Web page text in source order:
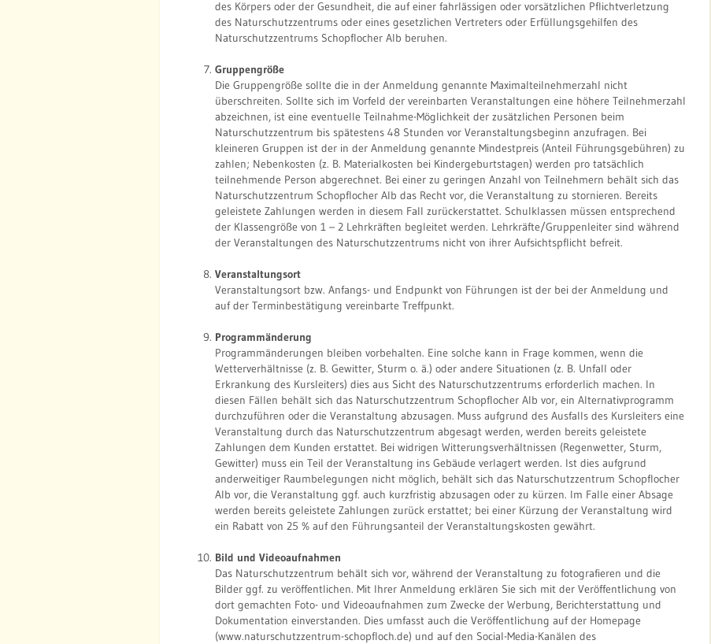
des Körpers oder der Gesundheit, die auf einer fahrlässigen oder vorsätzlichen Pflichtverletzung
des Naturschutzzentrums oder eines gesetzlichen Vertreters oder Erfüllungsgehilfen des
Naturschutzzentrums Schopflocher Alb beruhen.
Gruppengröße
Die Gruppengröße sollte die in der Anmeldung genannte Maximalteilnehmerzahl nicht
überschreiten. Sollte sich im Vorfeld der vereinbarten Veranstaltungen eine höhere Teilnehmerzahl
abzeichnen, ist eine eventuelle Teilnahme-Möglichkeit der zusätzlichen Personen beim
Naturschutzzentrum bis spätestens 48 Stunden vor Veranstaltungsbeginn anzufragen. Bei
kleineren Gruppen ist der in der Anmeldung genannte Mindestpreis (Anteil Führungsgebühren) zu
zahlen; Nebenkosten (z. B. Materialkosten bei Kindergeburtstagen) werden pro tatsächlich
teilnehmende Person abgerechnet. Bei einer zu geringen Anzahl von Teilnehmern behält sich das
Naturschutzzentrum Schopflocher Alb das Recht vor, die Veranstaltung zu stornieren. Bereits
geleistete Zahlungen werden in diesem Fall zurückerstattet. Schulklassen müssen entsprechend
der Klassengröße von 1 – 2 Lehrkräften begleitet werden. Lehrkräfte/Gruppenleiter sind während
der Veranstaltungen des Naturschutzzentrums nicht von ihrer Aufsichtspflicht befreit.
Veranstaltungsort
Veranstaltungsort bzw. Anfangs- und Endpunkt von Führungen ist der bei der Anmeldung und
auf der Terminbestätigung vereinbarte Treffpunkt.
Programmänderung
Programmänderungen bleiben vorbehalten. Eine solche kann in Frage kommen, wenn die
Wetterverhältnisse (z. B. Gewitter, Sturm o. ä.) oder andere Situationen (z. B. Unfall oder
Erkrankung des Kursleiters) dies aus Sicht des Naturschutzzentrums erforderlich machen. In
diesen Fällen behält sich das Naturschutzzentrum Schopflocher Alb vor, ein Alternativprogramm
durchzuführen oder die Veranstaltung abzusagen. Muss aufgrund des Ausfalls des Kursleiters eine
Veranstaltung durch das Naturschutzzentrum abgesagt werden, werden bereits geleistete
Zahlungen dem Kunden erstattet. Bei widrigen Witterungsverhältnissen (Regenwetter, Sturm,
Gewitter) muss ein Teil der Veranstaltung ins Gebäude verlagert werden. Ist dies aufgrund
anderweitiger Raumbelegungen nicht möglich, behält sich das Naturschutzzentrum Schopflocher
Alb vor, die Veranstaltung ggf. auch kurzfristig abzusagen oder zu kürzen. Im Falle einer Absage
werden bereits geleistete Zahlungen zurück erstattet; bei einer Kürzung der Veranstaltung wird
ein Rabatt von 25 % auf den Führungsanteil der Veranstaltungskosten gewährt.
Bild und Videoaufnahmen
Das Naturschutzzentrum behält sich vor, während der Veranstaltung zu fotografieren und die
Bilder ggf. zu veröffentlichen. Mit Ihrer Anmeldung erklären Sie sich mit der Veröffentlichung von
dort gemachten Foto- und Videoaufnahmen zum Zwecke der Werbung, Berichterstattung und
Dokumentation einverstanden. Dies umfasst auch die Veröffentlichung auf der Homepage
(www.naturschutzzentrum-schopfloch.de) und auf den Social-Media-Kanälen des